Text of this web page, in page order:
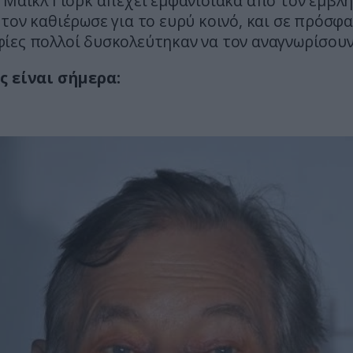
καθιέρωσε για το ευρύ κοινό, και σε
πολλοί δυσκολεύτηκαν να τον
είναι σήμερα: